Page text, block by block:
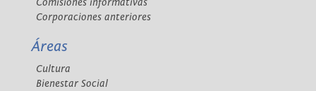
Corporaciones anteriores
Áreas
Cultura
Bienestar Social